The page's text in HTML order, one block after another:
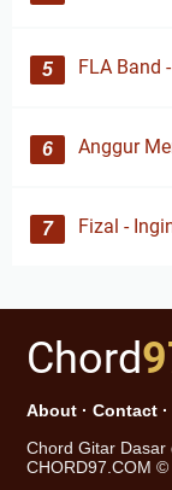
FLA Band
Anggur
Fizal -
Chord
About · Contact ·
Chord Gitar Dasar
CHORD97.COM